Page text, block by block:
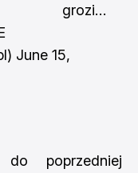
grozi…
June 15,
poprzedniej